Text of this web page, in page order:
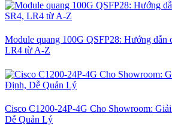
Module quang 100G QSFP28: Hướng
LR4 từ A-Z
Cisco C1200-24P-4G Cho Showroom:
Dễ Quản Lý